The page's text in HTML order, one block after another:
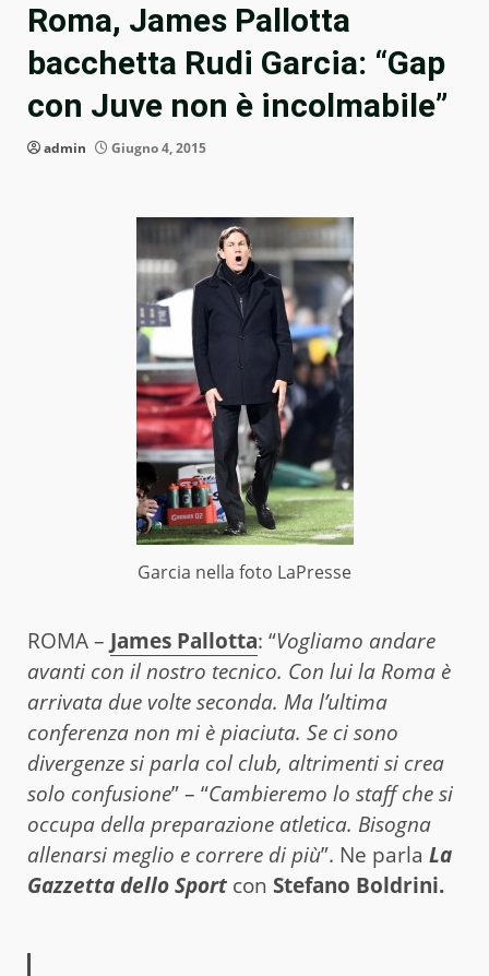
Roma, James Pallotta
bacchetta Rudi Garcia: “Gap
con Juve non è incolmabile”
admin Giugno 4, 2015
Garcia nella foto LaPresse
ROMA – James Pallotta: “Vogliamo andare
avanti con il nostro tecnico. Con lui la Roma è
arrivata due volte seconda. Ma l’ultima
conferenza non mi è piaciuta. Se ci sono
divergenze si parla col club, altrimenti si crea
solo confusione” – “Cambieremo lo staff che si
occupa della preparazione atletica. Bisogna
allenarsi meglio e correre di più”. Ne parla La
Gazzetta dello Sport con Stefano Boldrini.